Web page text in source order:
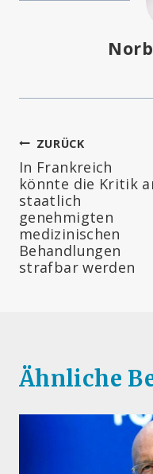
ZURÜCK
In Frankreich
könnte die Kritik
staatlich
genehmigten
medizinischen
Behandlungen
strafbar werden
Ähnliche